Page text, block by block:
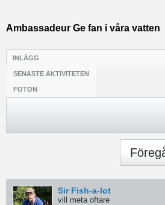
Ambassadeur Ge fan i våra vatten
INLÄGG
SENASTE AKTIVITETEN
FOTON
Sir Fish-a-lot
vill meta oftare